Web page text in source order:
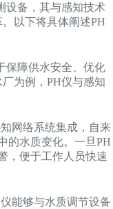
设备，其与感知技术
以下将具体阐述PH
保障供水安全、优化
为例，PH仪与感知
网络系统集成，自来
的水质变化。一旦PH
，便于工作人员快速
能够与水质调节设备